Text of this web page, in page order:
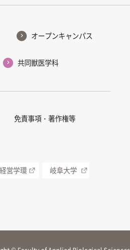
オープンキャンパス
共同獣医学科
免責事項・著作権等
営学環 岐阜大学